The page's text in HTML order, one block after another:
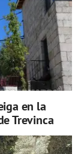
en la
Trevinca